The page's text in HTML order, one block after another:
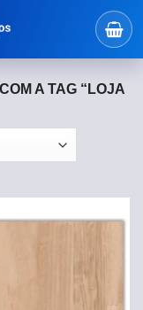
A TAG “LOJA